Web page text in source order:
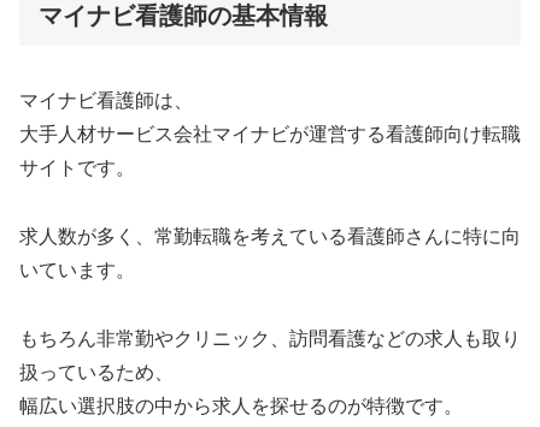
マイナビ看護師の基本情報
マイナビ看護師は、
大手人材サービス会社マイナビが運営する看護師向け転職
サイトです。
求人数が多く、常勤転職を考えている看護師さんに特に向
いています。
もちろん非常勤やクリニック、訪問看護などの求人も取り
扱っているため、
幅広い選択肢の中から求人を探せるのが特徴です。